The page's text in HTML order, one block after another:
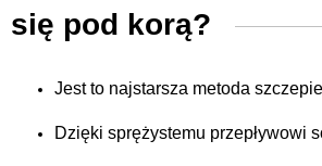
się pod korą?
Jest to najstarsza metoda
Dzięki sprężystemu przepływowi